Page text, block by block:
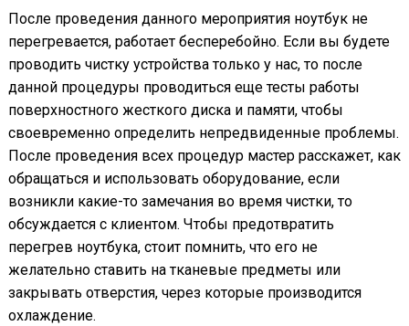
После проведения данного мероприятия ноутбук не
перегревается, работает бесперебойно. Если вы будете
проводить чистку устройства только у нас, то после
данной процедуры проводиться еще тесты работы
поверхностного жесткого диска и памяти, чтобы
своевременно определить непредвиденные проблемы.
После проведения всех процедур мастер расскажет, как
обращаться и использовать оборудование, если
возникли какие-то замечания во время чистки, то
обсуждается с клиентом. Чтобы предотвратить
перегрев ноутбука, стоит помнить, что его не
желательно ставить на тканевые предметы или
закрывать отверстия, через которые производится
охлаждение.